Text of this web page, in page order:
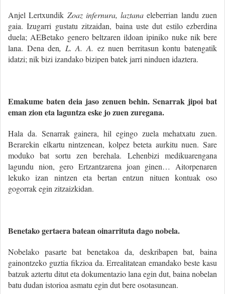
Anjel Lertxundik Zoaz infernura, laztanaeleberrian landu zuen
gaia. Izugarri gustatu zitzaidan, baina uste dut estilo ezberdina
duela; AEBetako genero beltzaren ildoan ipiniko nuke nik bere
lana. Dena den, L. A. A. ez nuen berritasun kontu batengatik
idatzi; nik bizi izandako bizipen batek jarri ninduen idaztera.
Emakume baten deia jaso zenuen behin. Senarrak jipoi bat
eman zion eta laguntza eske jo zuen zuregana.
Hala da. Senarrak gainera, hil egingo zuela mehatxatu zuen.
Berarekin elkartu nintzenean, kolpez beteta aurkitu nuen. Sare
moduko bat sortu zen berehala. Lehenbizi medikuarengana
lagundu nion, gero Ertzantzarena joan ginen… Aitorpenaren
lekuko izan nintzen eta bertan entzun nituen kontuak oso
gogorrak egin zitzaizkidan.
Benetako gertaera batean oinarrituta dago nobela.
Nobelako pasarte bat benetakoa da, deskribapen bat, baina
gainontzeko guztia fikzioa da. Errealitatean emandako beste kasu
batzuk aztertu ditut eta dokumentazio lana egin dut, baina nobelan
batu dudan istorioa asmatu egin dut bere osotasunean.